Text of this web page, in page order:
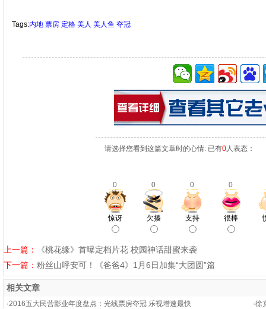
Tags:内地 票房 定格 美人 美人鱼 夺冠
请选择您看到这篇文章时的心情: 已有0人表态：
0 0 0 0
惊讶 欠揍 支持 很棒
上一篇：
《桃花缘》首曝定档片花 校园神话甜蜜来袭
下一篇： 粉丝山呼安可！《爸爸4》1月6日加集“大团圆”篇
相关文章
·2016五大民营影业年度盘点：光线票房夺冠 乐视增速最快 ·徐